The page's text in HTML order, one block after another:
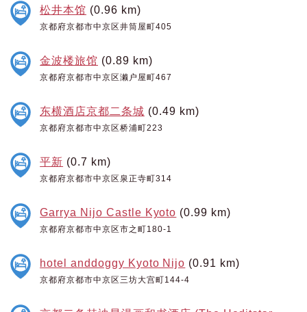
松井本馆 (0.96 km)
京都府京都市中京区井筒屋町405
金波楼旅馆 (0.89 km)
京都府京都市中京区濑户屋町467
东横酒店京都二条城 (0.49 km)
京都府京都市中京区桥浦町223
平新 (0.7 km)
京都府京都市中京区泉正寺町314
Garrya Nijo Castle Kyoto (0.99 km)
京都府京都市中京区市之町180-1
hotel anddoggy Kyoto Nijo (0.91 km)
京都府京都市中京区三坊大宫町144-4